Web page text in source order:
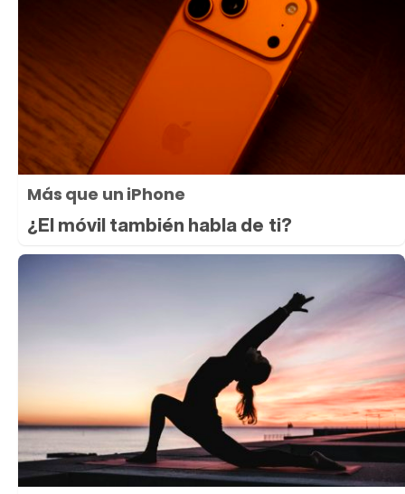
Más que un iPhone
¿El móvil también habla de ti?